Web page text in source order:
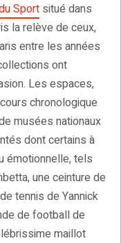
Sport situé dans
la relève de ceux,
entre les années
ont
Les espaces,
chronologique
musées nationaux
dont certains à
émotionnelle, tels
une ceinture de
tennis de Yannick
de football de
maillot